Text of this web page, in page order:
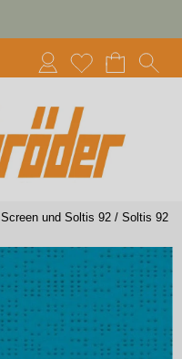
Screen und Soltis 92 / Soltis 92